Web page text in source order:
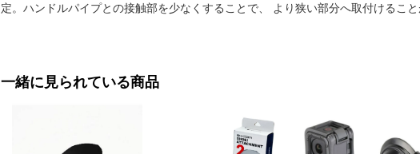
定。ハンドルパイプとの接触部を少なくすることで、 より狭い部分へ取付けること
一緒に見られている商品